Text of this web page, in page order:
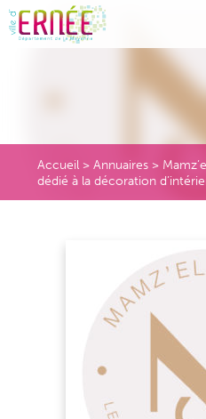
Accueil > Annuaires >
dédié à la décoration